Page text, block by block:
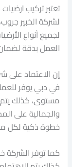
تعتبر تركيب
لشركة الخبير
لجميع أنواع
العمل بدقة
إن الاعتماد على
في دبي يوفر
مستوى، كذلك يتم
والجمالية على
خطوة ذكية لكل
كما توفر الشركة